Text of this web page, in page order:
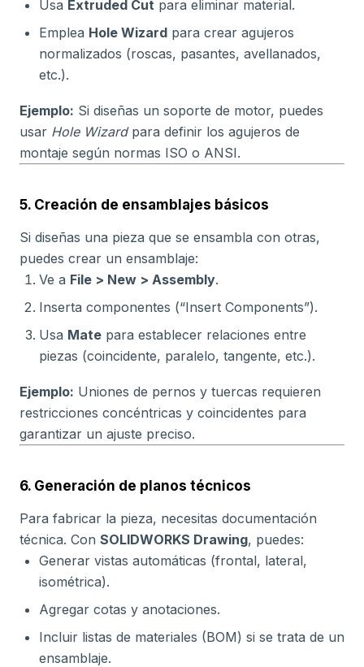
Usa Extruded Cut para eliminar material.
Emplea Hole Wizard para crear agujeros
normalizados (roscas, pasantes, avellanados,
etc.).
Ejemplo: Si diseñas un soporte de motor, puedes
usar Hole Wizardpara definir los agujeros de
montaje según normas ISO o ANSI.
5. Creación de ensamblajes básicos
Si diseñas una pieza que se ensambla con otras,
puedes crear un ensamblaje:
Ve a File > New > Assembly.
Inserta componentes (“Insert Components”).
Usa Mate para establecer relaciones entre
piezas (coincidente, paralelo, tangente, etc.).
Ejemplo: Uniones de pernos y tuercas requieren
restricciones concéntricas y coincidentes para
garantizar un ajuste preciso.
6. Generación de planos técnicos
Para fabricar la pieza, necesitas documentación
técnica. Con SOLIDWORKS Drawing, puedes:
Generar vistas automáticas (frontal, lateral,
isométrica).
Agregar cotas y anotaciones.
Incluir listas de materiales (BOM) si se trata de un
ensamblaje.